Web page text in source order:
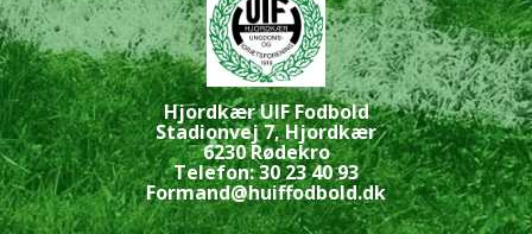
Hjordkær UIF Fodbold
Stadionvej 7, Hjordkær
6230 Rødekro
Telefon: 30 23 40 93
Formand@huiffodbold.dk